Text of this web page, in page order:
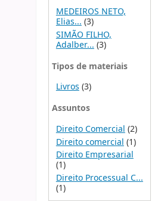
MEDEIROS NETO,
Elias...(3)
SIMÃO FILHO,
Adalber... (3)
Tipos de materiais
Livros(3)
Assuntos
Direito Comercial (2)
Direito comercial (1)
Direito Empresarial
(1)
Direito Processual C...
(1)